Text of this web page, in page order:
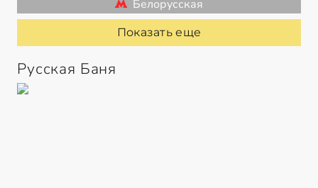
Белорусская
Показать еще
Русская Баня